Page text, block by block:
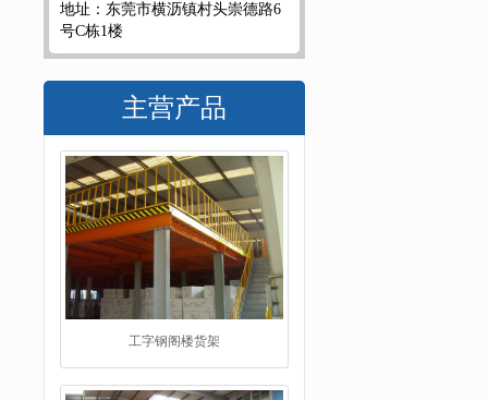
地址：东莞市横沥镇村头崇德路6
号C栋1楼
主营产品
工字钢阁楼货架